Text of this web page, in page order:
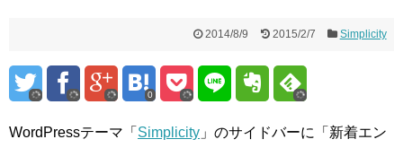
2014/8/9 2015/2/7 Simplicity
0
WordPressテーマ「 Simplicity 」のサイドバーに「新着エン